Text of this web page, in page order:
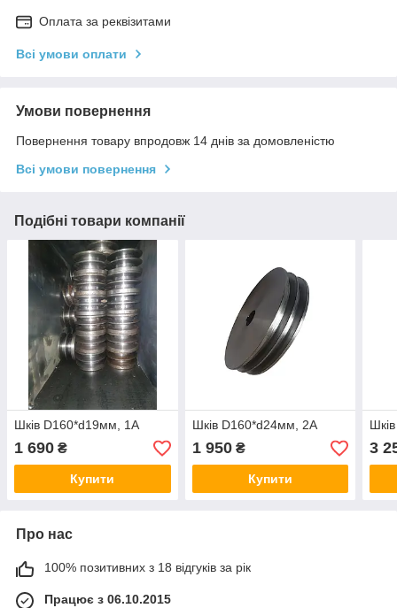
Оплата за реквізитами
Всі умови оплати
Умови повернення
Повернення товару впродовж 14 днів за домовленістю
Всі умови повернення
Подібні товари компанії
Шків D160*d19мм, 1А
1 690 ₴
Купити
Шків D160*d24мм, 2А
1 950₴
Купити
3
Про нас
100% позитивних з 18 відгуків за рік
Працює з 06.10.2015